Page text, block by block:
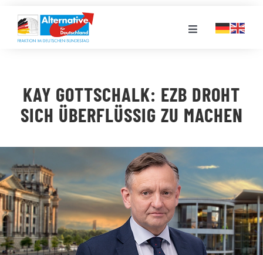
Inhalt
springen
Toggle
LANDESGRUPPEN
VERANSTALTUNGEN
PRESSE
STELLENPORTAL
KAY GOTTSCHALK: EZB DROHT
SICH ÜBERFLÜSSIG ZU MACHEN